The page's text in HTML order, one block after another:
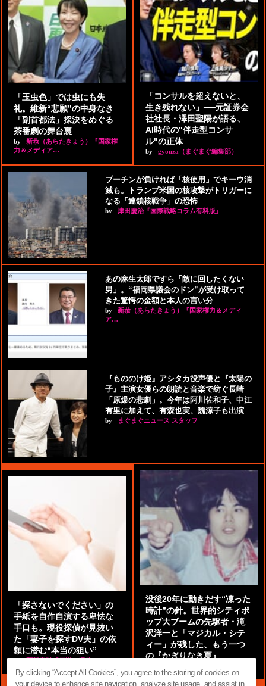
「玉虫色」では虫にも失
礼。維新“悲願”の中身なき
「副首都法」採決をめぐる
茶番劇の舞台裏
by
新恭（あらたきょう）『国家権
力＆メディア…
「コンサルを超えないと、
生き残れない」──元証券会
社社長・澤田聖陽が語る、
AI時代の"伴走型コンサ
ル"の正体
by gyouza（まぐまぐ編集部）
プーチンが負ければ「核使用」でキーウ消
滅も。トランプ米国の核攻撃がトリガーに
なる「連鎖核戦争」の恐怖
by 津田慶治『国際戦略コラム有料版』
あの麻生太郎ですら「敵に回したくない
男」。“福岡県議会のドン”が受け取って
きた驚愕の金額と本人の言い分
by
新恭（あらたきょう）『国家権力＆メディ
ア…
『もののけ姫』アシタカ役声優と『太陽の
子』主演女優らの朗読と音楽で紡ぐ長崎
「原爆の悲劇」。今年は阿川佐和子、中江
有里に加えて、有森也実、魏涼子も出演
by まぐまぐニュース スタッフ
「探さないでください」の
手紙を自作自演する卑怯な
手口も。現役探偵が見抜い
た「妻子を探すDV夫」の依
頼に潜む“本当の狙い”
by 阿部泰尚『伝説の探偵』
没後20年に動きだす“凍った
時計”の針。世界的シティポ
ップ大ブームの先駆者・滝
沢洋一と「マジカル・シテ
ィー」が残した、もう一つ
の『かぎりなき夏』
By clicking “Accept All Cookies”, you agree to the storing of cookies on
your device to enhance site navigation, analyze site usage, and assist in